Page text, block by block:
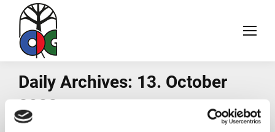
Daily Archives: 13. October
2022
You are here:
Home